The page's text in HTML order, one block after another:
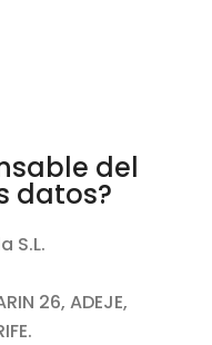
del
datos?
S.L.
26, ADEJE,